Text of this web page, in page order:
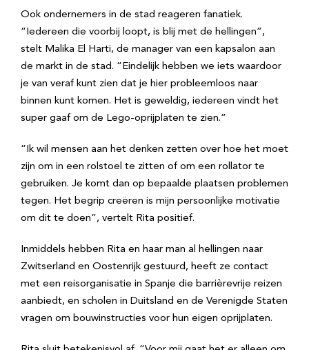
Ook ondernemers in de stad reageren fanatiek.
“Iedereen die voorbij loopt, is blij met de hellingen”,
stelt Malika El Harti, de manager van een kapsalon aan
de markt in de stad. “Eindelijk hebben we iets waardoor
je van veraf kunt zien dat je hier probleemloos naar
binnen kunt komen. Het is geweldig, iedereen vindt het
super gaaf om de Lego-oprijplaten te zien.”
“Ik wil mensen aan het denken zetten over hoe het moet
zijn om in een rolstoel te zitten of om een rollator te
gebruiken. Je komt dan op bepaalde plaatsen problemen
tegen. Het begrip creëren is mijn persoonlijke motivatie
om dit te doen”, vertelt Rita positief.
Inmiddels hebben Rita en haar man al hellingen naar
Zwitserland en Oostenrijk gestuurd, heeft ze contact
met een reisorganisatie in Spanje die barrièrevrije reizen
aanbiedt, en scholen in Duitsland en de Verenigde Staten
vragen om bouwinstructies voor hun eigen oprijplaten.